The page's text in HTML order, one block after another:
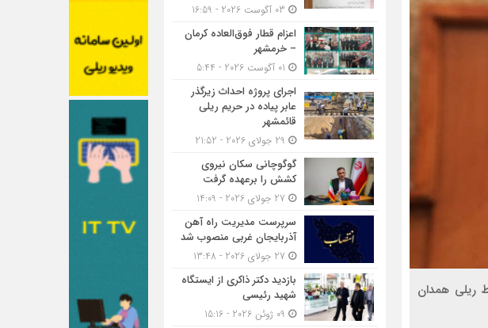
اخیر ۹۰۰ میلیارد تومان به خط ریلی همدان
اعزام قطار فوق‌العاده کرمان
– خرمشهر
اجرای پروژه احداث زیرگذر
عابر پیاده در حریم ریلی
قائمشهر
گوگوچانی سکان نیروی
کشش را برعهده گرفت
سرپرست مدیریت راه آهن
آذربایجان غربی منصوب شد
بازدید دکتر ذاکری از ایستگاه
شهید رئیسی